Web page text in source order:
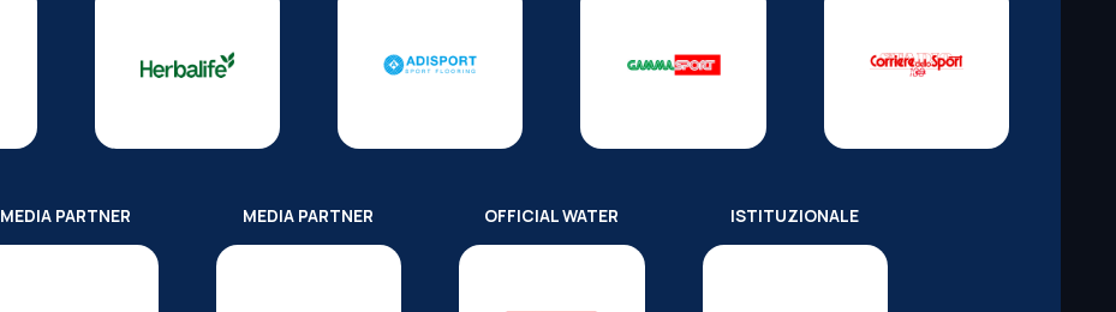
MEDIA PARTNER MEDIA PARTNER OFFICIAL WATER ISTITUZIONALE